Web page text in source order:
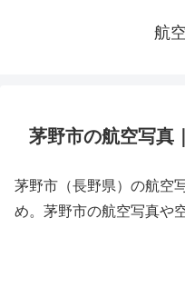
航
茅野市の航空写真
茅野市（長野県）の航空
め。茅野市の航空写真や